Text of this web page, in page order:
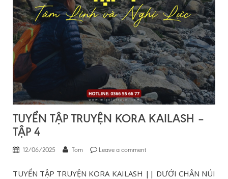
TUYỂN TẬP TRUYỆN KORA KAILASH –
TẬP 4
12/06/2025 Tom Leave a comment
TUYỂN TẬP TRUYỆN KORA KAILASH || DƯỚI CHÂN NÚI